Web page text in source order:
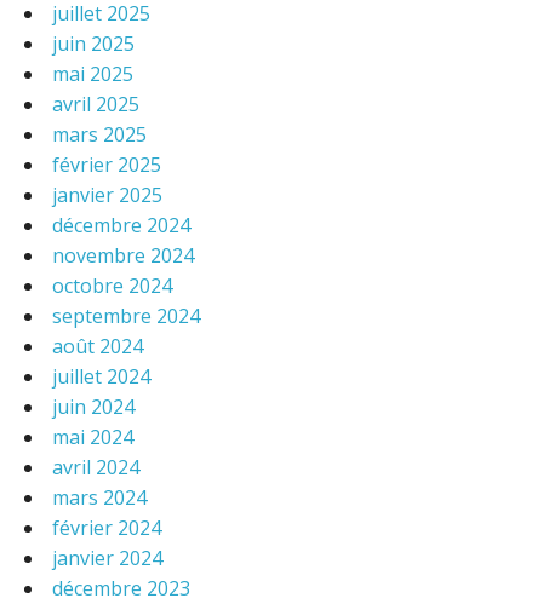
juillet 2025
juin 2025
mai 2025
avril 2025
mars 2025
février 2025
janvier 2025
décembre 2024
novembre 2024
octobre 2024
septembre 2024
août 2024
juillet 2024
juin 2024
mai 2024
avril 2024
mars 2024
février 2024
janvier 2024
décembre 2023